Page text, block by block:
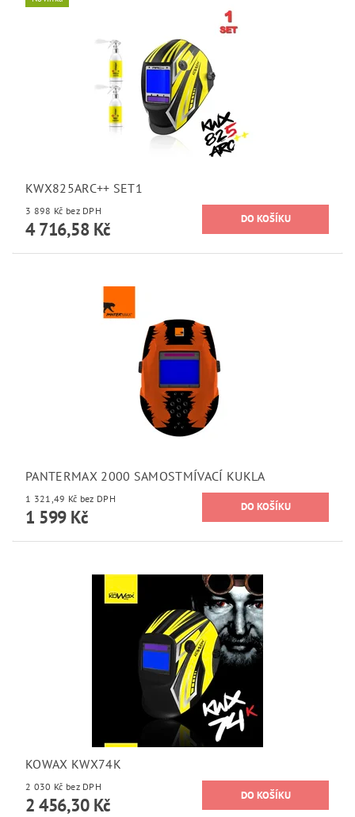
KWX825ARC++ SET1
3 898 Kč bez DPH
4 716,58 Kč
PANTERMAX 2000 SAMOSTMÍVACÍ KUKLA
1 321,49 Kč bez DPH
1 599 Kč
KOWAX KWX74K
2 030 Kč bez DPH
2 456,30 Kč